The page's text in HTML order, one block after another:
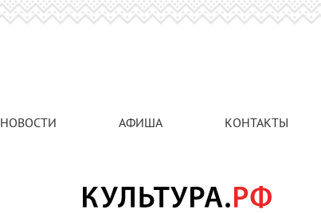
НОВОСТИ АФИША КОНТАКТЫ